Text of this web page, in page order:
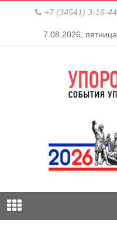
+7 (34541) 3-16-44
7.08.2026, пятница